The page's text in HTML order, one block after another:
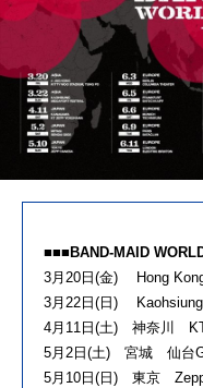
■■■BAND-MAID
3月20日(金) Hong
3月22日(日)
4月11日(土) 神奈川
5月2日(土) 宮城 仙台
5月10日(日) 東京